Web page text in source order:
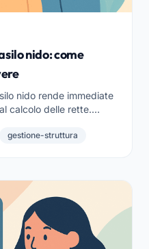
nido: come
nido rende immediate
calcolo delle rette.
gestione-struttura